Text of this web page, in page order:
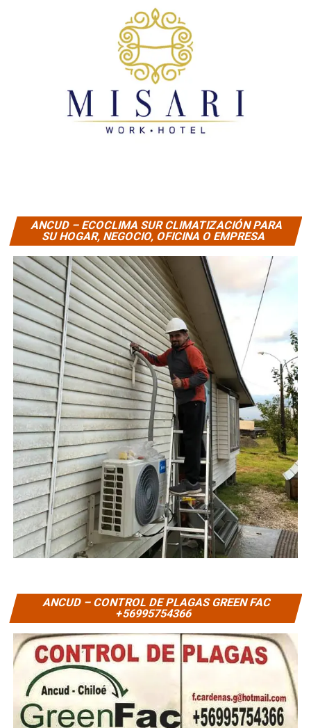
ANCUD – ECOCLIMA SUR CLIMATIZACIÓN PARA
SU HOGAR, NEGOCIO, OFICINA O EMPRESA
ANCUD – CONTROL DE PLAGAS GREEN FAC
+56995754366